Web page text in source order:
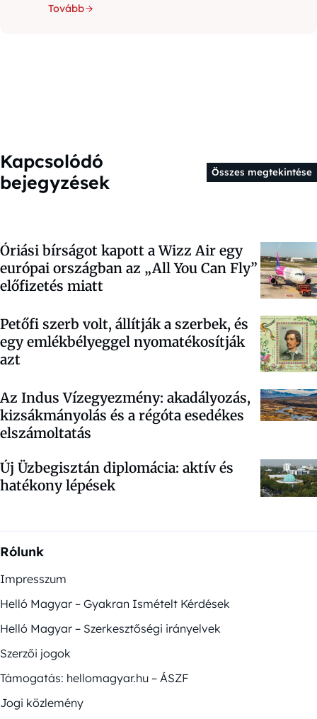
Tovább
Kapcsolódó
bejegyzések
Összes megtekintése
Óriási bírságot kapott a Wizz Air egy
európai országban az „All You Can Fly”
előfizetés miatt
Petőfi szerb volt, állítják a szerbek, és
egy emlékbélyeggel nyomatékosítják
azt
Az Indus Vízegyezmény: akadályozás,
kizsákmányolás és a régóta esedékes
elszámoltatás
Új Üzbegisztán diplomácia: aktív és
hatékony lépések
Rólunk
Impresszum
Helló Magyar – Gyakran Ismételt Kérdések
Helló Magyar – Szerkesztőségi irányelvek
Szerzői jogok
Támogatás: hellomagyar.hu – ÁSZF
Jogi közlemény